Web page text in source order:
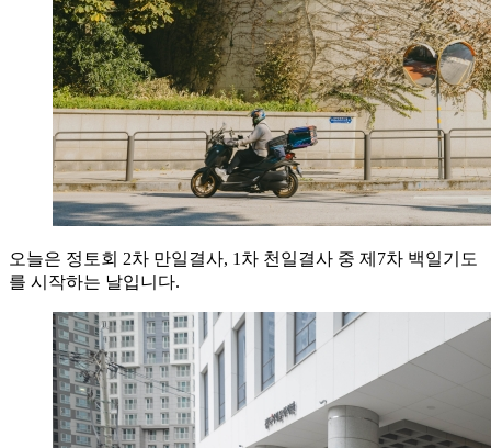
오늘은 정토회 2차 만일결사, 1차 천일결사 중 제7차 백일기도
를 시작하는 날입니다.